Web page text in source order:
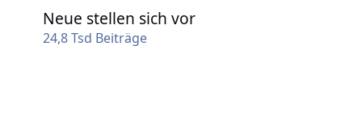
Neue stellen sich vor
24,8 Tsd Beiträge